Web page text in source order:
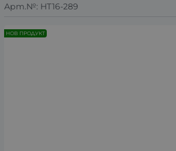
Арт.№: HT16-289
НОВ ПРОДУКТ